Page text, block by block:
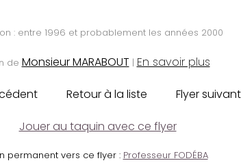
: entre 1996 et probablement les années 2000
de Monsieur MARABOUT | En savoir plus
Retour à la liste Flyer
Jouer au taquin avec ce flyer
permanent vers ce flyer : Professeur FODÉBA